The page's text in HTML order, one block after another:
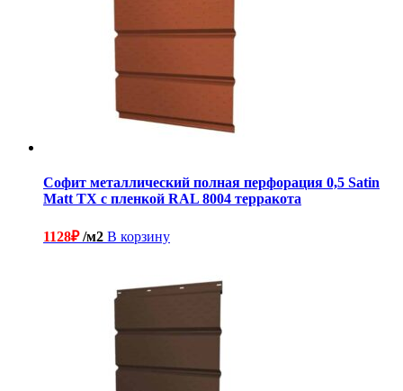
Софит металлический полная перфорация 0,5 Satin
Matt TX с пленкой RAL 8004 терракота
1128₽/м2 В корзину